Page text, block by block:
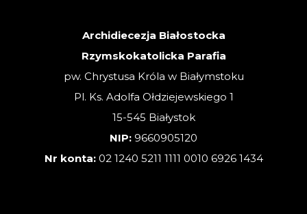
Archidiecezja Białostocka
Rzymskokatolicka Parafia
pw. Chrystusa Króla w Białymstoku
Pl. Ks. Adolfa Ołdziejewskiego 1
15-545 Białystok
NIP: 9660905120
Nr konta: 02 1240 5211 1111 0010 6926 1434